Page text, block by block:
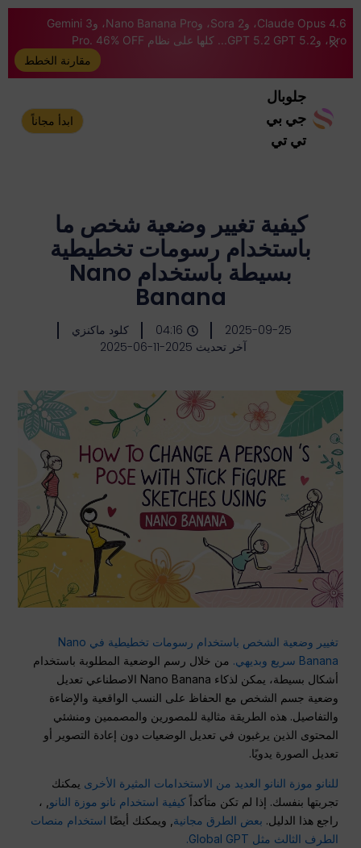
Claude Opus 4.6، وSora 2، وNano Banana Pro، وGemini 3
Pro، وGPT 5.2 GPT 5.2... كلها على نظام Pro. 46% OFF
مقارنة الخطط
جلوبال
جي بي
تي تي
ابدأ مجاناً
كيفية تغيير وضعية شخص ما
باستخدام رسومات تخطيطية
بسيطة باستخدام Nano
Banana
2025-09-25
04:16
كلود ماكنزي
آخر تحديث 2025-11-06-2025
تغيير وضعية الشخص باستخدام رسومات تخطيطية في Nano
Banana سريع وبديهي.
من خلال رسم الوضعية المطلوبة باستخدام
أشكال بسيطة، يمكن لذكاء Nano Banana الاصطناعي تعديل
وضعية جسم الشخص مع الحفاظ على النسب الواقعية والإضاءة
والتفاصيل. هذه الطريقة مثالية للمصورين والمصممين ومنشئي
المحتوى الذين يرغبون في تعديل الوضعيات دون إعادة التصوير أو
تعديل الصورة يدويًا.
للنانو موزة النانو العديد من الاستخدامات المثيرة الأخرى يمكنك
تجربتها بنفسك. إذا لم تكن متأكداًكيفية استخدام نانو موزة النانو , ،
راجع هذا الدليل. بعض الطرق مجانية , ويمكنك أيضًا استخدام منصات
الطرف الثالث مثل Global GPT.